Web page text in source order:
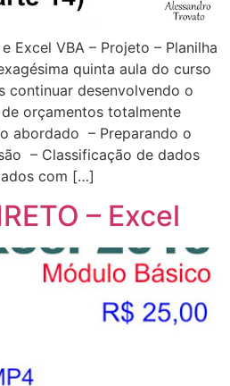
Excel VBA – Projeto – Planilha
quinta aula do curso
continuar desenvolvendo o
orçamentos totalmente
abordado – Preparando o
– Classificação de dados
com […]
– Excel